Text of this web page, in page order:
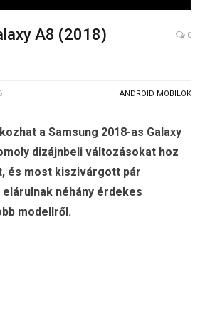
A8 (2018)
0
ANDROID MOBILOK
a Samsung 2018-as Galaxy
dizájnbeli változásokat hoz
és most kiszivárgott pár
néhány érdekes
modellről.